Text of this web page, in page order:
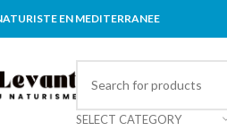
EN MEDITERRANEE
SELECT CATEGORY